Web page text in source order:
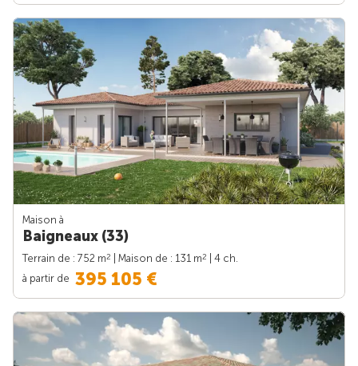
Maison à
Baigneaux (33)
Terrain de : 752 m2 | Maison de : 131 m2
| 4 ch.
à partir de 395 105 €